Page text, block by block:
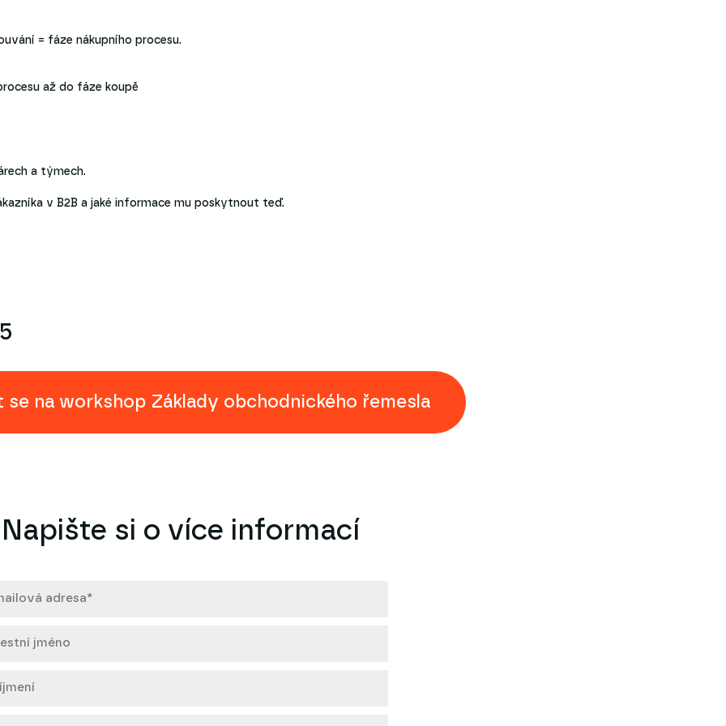
= fáze nákupního procesu.
až do fáze koupě
a týmech.
v B2B a jaké informace mu poskytnout teď.
se na workshop Základy obchodnického řemesla
Napište si o více informací